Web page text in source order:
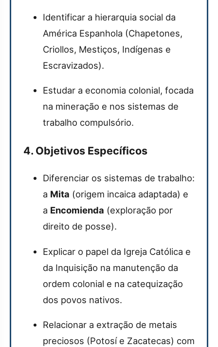
Identificar a hierarquia social da
América Espanhola (Chapetones,
Criollos, Mestiços, Indígenas e
Escravizados).
Estudar a economia colonial, focada
na mineração e nos sistemas de
trabalho compulsório.
4. Objetivos Específicos
Diferenciar os sistemas de trabalho:
a Mita (origem incaica adaptada) e
a Encomienda (exploração por
direito de posse).
Explicar o papel da Igreja Católica e
da Inquisição na manutenção da
ordem colonial e na catequização
dos povos nativos.
Relacionar a extração de metais
preciosos (Potosí e Zacatecas) com